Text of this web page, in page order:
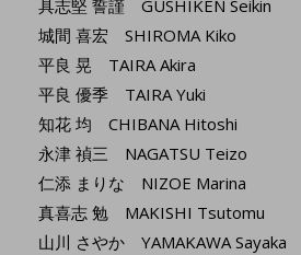
具志堅 誓謹 GUSHIKEN Seikin
城間 喜宏 SHIROMA Kiko
平良 晃 TAIRA Akira
平良 優季 TAIRA Yuki
知花 均 CHIBANA Hitoshi
永津 禎三 NAGATSU Teizo
仁添 まりな NIZOE Marina
真喜志 勉 MAKISHI Tsutomu
山川 さやか YAMAKAWA Sayaka